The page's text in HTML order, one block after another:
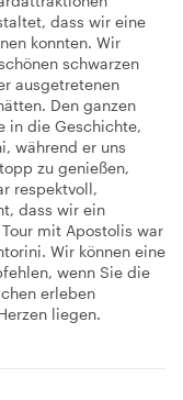
dass wir eine
konnten. Wir
schwarzen
ausgetretenen
Den ganzen
in die Geschichte,
während er uns
zu genießen,
respektvoll,
dass wir ein
mit Apostolis war
Wir können eine
wenn Sie die
erleben
liegen.